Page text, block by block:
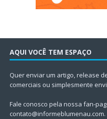
AQUI VOCÊ TEM ESPAÇO
Quer enviar um artigo, release
comerciais ou simplesmente
Fale conosco pela nossa fan-
contato@informeblumenau.com.